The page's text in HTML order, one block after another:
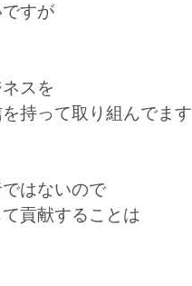
すが
スを
持って取り組んでます
はないので
貢献することは